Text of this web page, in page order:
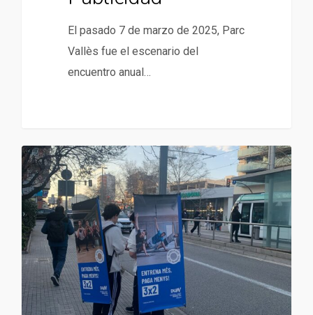
El pasado 7 de marzo de 2025, Parc
Vallès fue el escenario del
encuentro anual…